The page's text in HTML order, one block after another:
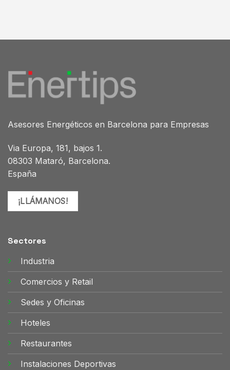
Asesores Energéticos en Barcelona para Empresas
Via Europa, 181, bajos 1.
08303 Mataró, Barcelona.
España
¡LLÁMANOS!
Sectores
Industria
Comercios y Retail
Sedes y Oficinas
Hoteles
Restaurantes
Instalaciones Deportivas